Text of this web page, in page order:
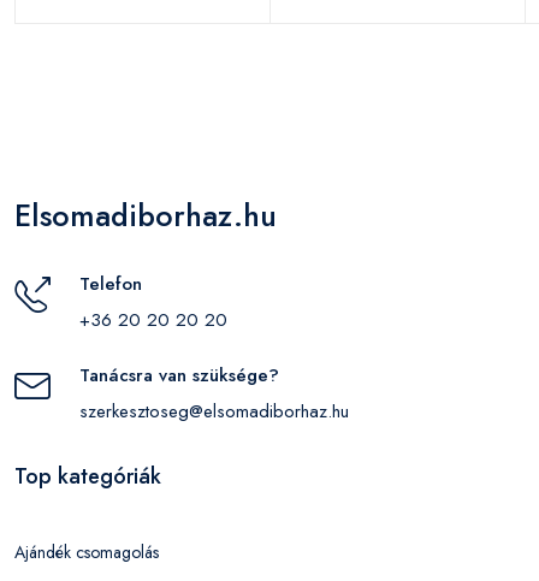
Elsomadiborhaz.hu
Telefon
+36 20 20 20 20
Tanácsra van szüksége?
szerkesztoseg@elsomadiborhaz.hu
Top kategóriák
Ajándék csomagolás